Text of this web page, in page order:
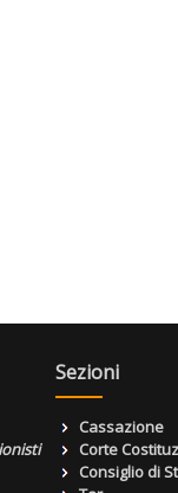
Sezioni
Cassazione
Corte
Consiglio di